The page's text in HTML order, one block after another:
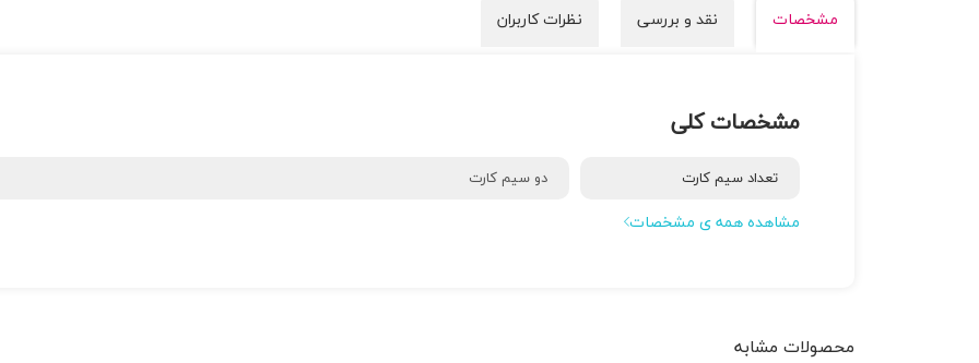
مشخصات نقد و بررسی نظرات کاربران
مشخصات کلی
تعداد سیم کارت دو سیم کارت
مشاهده همه ی مشخصات
محصولات مشابه